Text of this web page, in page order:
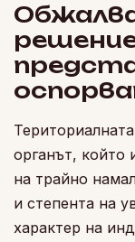
органът, който
на трайно
и степента на
характер на